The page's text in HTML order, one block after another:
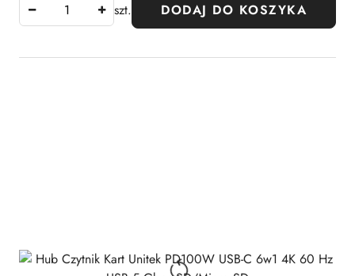
szt. DODAJ DO KOSZYKA